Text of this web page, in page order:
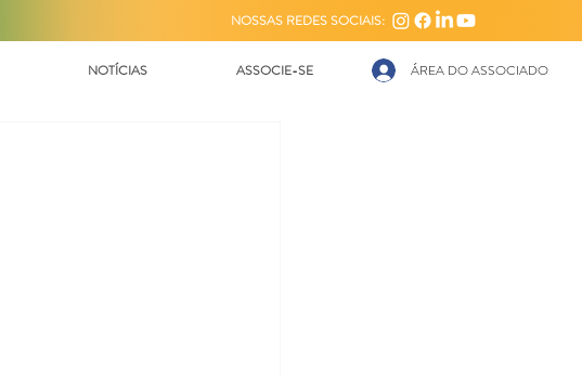
NOSSAS REDES SOCIAIS:
NOTÍCIAS ASSOCIE-SE ÁREA DO ASSOCIADO